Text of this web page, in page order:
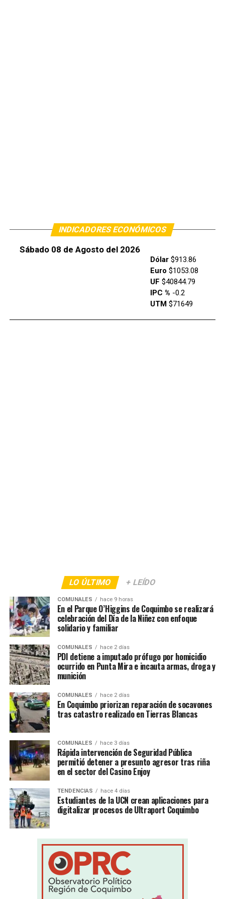
INDICADORES ECONÓMICOS
Sábado 08 de Agosto del 2026
Dólar$913.86
Euro $1053.08
UF $40844.79
IPC % -0.2
UTM$71649
LO ÚLTIMO + LEÍDO
COMUNALES hace 9 horas
En el Parque O’Higgins de Coquimbo se realizará
celebración del Día de la Niñez con enfoque
solidario y familiar
COMUNALES hace 2 días
PDI detiene a imputado prófugo por homicidio
ocurrido en Punta Mira e incauta armas, droga y
munición
COMUNALES hace 2 días
En Coquimbo priorizan reparación de socavones
tras catastro realizado en Tierras Blancas
COMUNALES hace 3 días
Rápida intervención de Seguridad Pública
permitió detener a presunto agresor tras riña
en el sector del Casino Enjoy
TENDENCIAS hace 4 días
Estudiantes de la UCN crean aplicaciones para
digitalizar procesos de Ultraport Coquimbo